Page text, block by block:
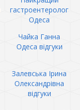
гастроентеролог
Одеса
Чайка Ганна
Одеса відгуки
Залевська Ірина
Олександрівна
відгуки